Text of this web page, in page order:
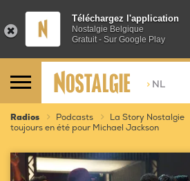
Téléchargez l'application
Nostalgie Belgique
Gratuit - Sur Google Play
> NL
Radios Podcasts La Story Nostalgie
toujours en été pour Michael Jackson